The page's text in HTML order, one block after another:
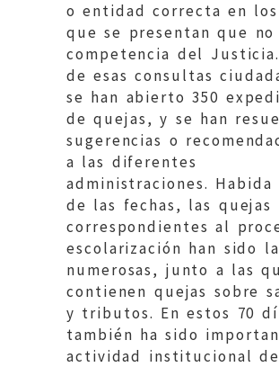
o entidad correcta en los
que se presentan que no
competencia del
de esas consultas
se han abierto 350
de quejas, y se han
sugerencias o
a las diferentes
administraciones. Habida
de las fechas, las quejas
correspondientes al
escolarización han sido
numerosas, junto a las
contienen quejas sobre
y tributos. En estos 70
también ha sido
actividad institucional